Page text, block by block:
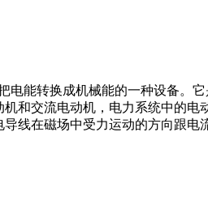
电能转换成机械能的一种设备。
和交流电动机，电力系统中的
线在磁场中受力运动的方向跟电